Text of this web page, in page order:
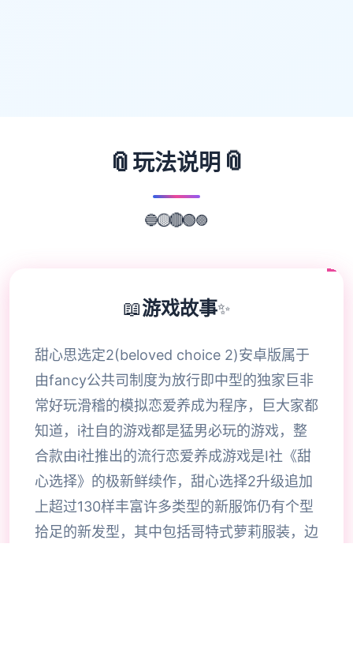
📎 玩法说明 📎
🔵🟡🔴🟢🟣
📖游戏故事✨
甜心思选定2(beloved choice 2)安卓版属于
由fancy公共司制度为放行即中型的独家巨非
常好玩滑稽的模拟恋爱养成为程序，巨大家都
知道，i社自的游戏都是猛男必玩的游戏，整
合款由i社推出的流行恋爱养成游戏是I社《甜
心选择》的极新鲜续作，甜心选择2升级追加
上超过130样丰富许多类型的新服饰仍有个型
拾足的新发型，其中包括哥特式萝莉服装，边